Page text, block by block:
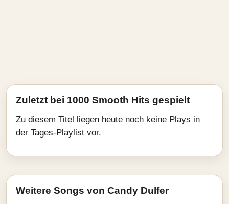
Zuletzt bei 1000 Smooth Hits gespielt
Zu diesem Titel liegen heute noch keine Plays in
der Tages-Playlist vor.
Weitere Songs von Candy Dulfer